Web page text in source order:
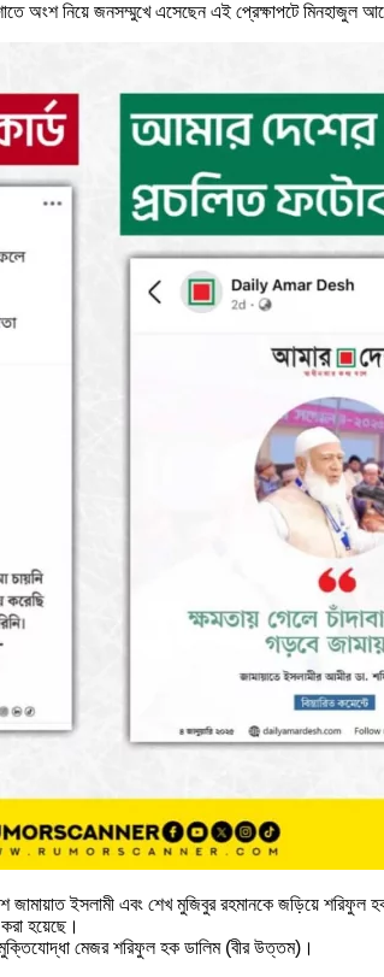
অংশ নিয়ে জনসম্মুখে এসেছেন এই প্রেক্ষাপটে মিনহাজুল
জামায়াত ইসলামী এবং শেখ মুজিবুর রহমানকে জড়িয়ে
হয়েছে।
মেজর শরিফুল হক ডালিম (বীর উত্তম)।